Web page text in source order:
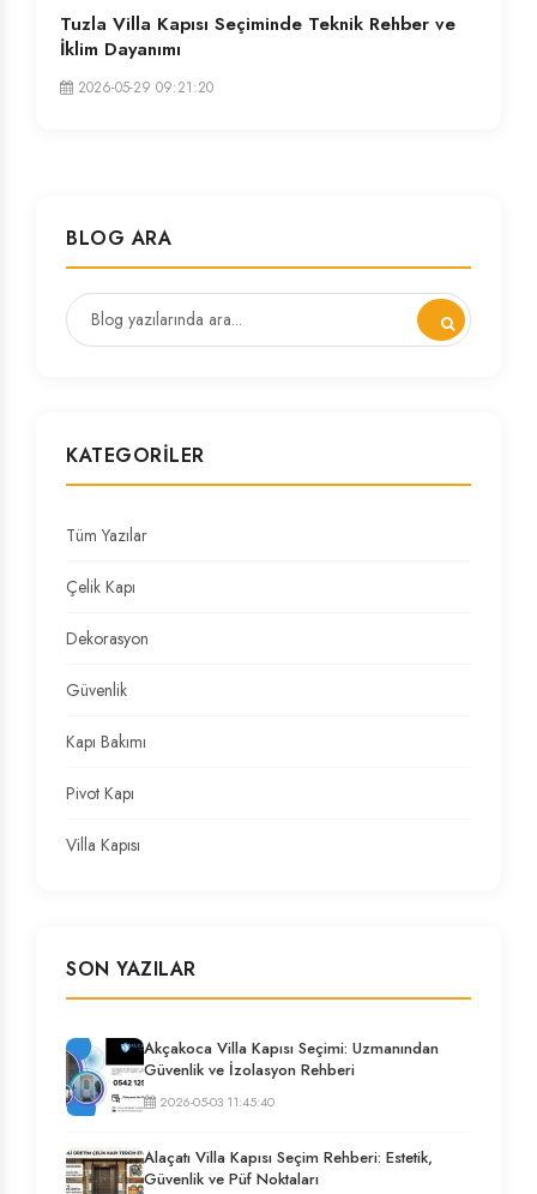
Tuzla Villa Kapısı Seçiminde Teknik Rehber ve
İklim Dayanımı
2026-05-29 09:21:20
BLOG ARA
KATEGORILER
Tüm Yazılar
Çelik Kapı
Dekorasyon
Güvenlik
Kapı Bakımı
Pivot Kapı
Villa Kapısı
SON YAZILAR
Akçakoca Villa Kapısı Seçimi: Uzmanından
Güvenlik ve İzolasyon Rehberi
2026-05-03 11:45:40
Alaçatı Villa Kapısı Seçim Rehberi: Estetik,
Güvenlik ve Püf Noktaları